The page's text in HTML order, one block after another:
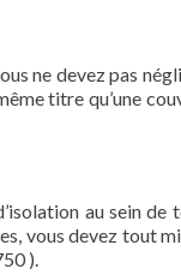
ne devez pas
titre qu’une
au sein de
vous devez tout
).